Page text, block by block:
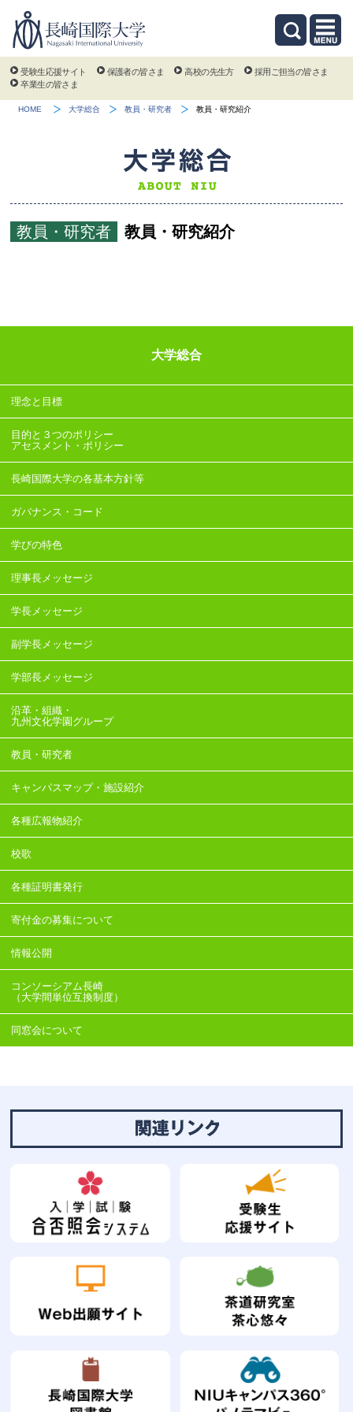
受験生応援サイト 保護者の皆さま 高校の先生方
採用ご担当の皆さま
卒業生の皆さま
HOME 大学総合 教員・研究者 教員・研究紹介
教員・研究者 教員・研究紹介
大学総合
理念と目標
目的と３つのポリシー
アセスメント・ポリシー
長崎国際大学の各基本方針等
ガバナンス・コード
学びの特色
理事長メッセージ
学長メッセージ
副学長メッセージ
学部長メッセージ
沿革・組織・
九州文化学園グループ
教員・研究者
キャンパスマップ・施設紹介
各種広報物紹介
校歌
各種証明書発行
寄付金の募集について
情報公開
コンソーシアム長崎
（大学間単位互換制度）
同窓会について